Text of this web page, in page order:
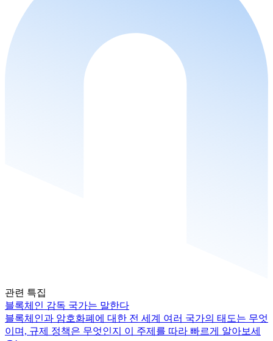
관련 특집
블록체인 감독 국가는 말한다
블록체인과 암호화폐에 대한 전 세계 여러 국가의 태도는 무엇
이며, 규제 정책은 무엇인지 이 주제를 따라 빠르게 알아보세